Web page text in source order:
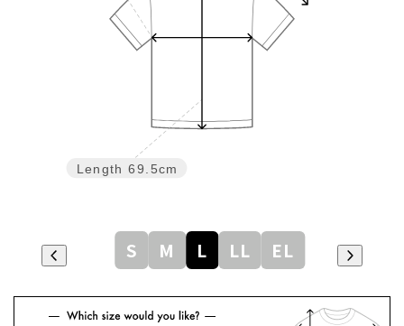
Length 69.5cm
S M L LL EL